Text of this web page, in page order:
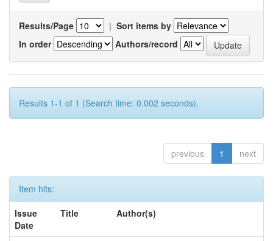
Results/Page | Sort items by
In order
Authors/record
Results 1-1 of 1 (Search time: 0.002 seconds).
previous 1 next
Item hits:
Issue
Date
Title Author(s)